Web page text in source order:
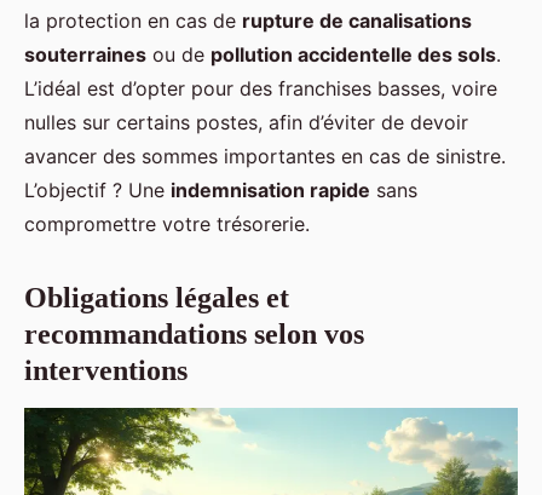
la protection en cas de rupture de canalisations
souterraines ou de pollution accidentelle des sols.
L’idéal est d’opter pour des franchises basses, voire
nulles sur certains postes, afin d’éviter de devoir
avancer des sommes importantes en cas de sinistre.
L’objectif ? Une indemnisation rapide sans
compromettre votre trésorerie.
Obligations légales et
recommandations selon vos
interventions